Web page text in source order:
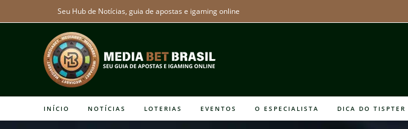
para
Seu Hub de Notícias, guia de apostas e igaming online
INÍCIO NOTÍCIAS LOTERIAS EVENTOS O ESPECIALISTA DICA DO TISPTER